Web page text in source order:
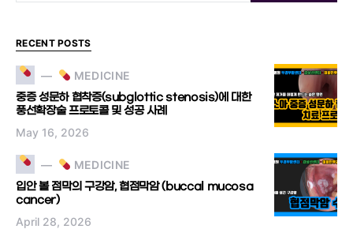
RECENT POSTS
MEDICINE
중증 성문하 협착증(subglottic stenosis)에 대한
풍선확장술 프로토콜 및 성공 사례
May 16, 2026
MEDICINE
입안 볼 점막의 구강암, 협점막암 (buccal mucosa
cancer)
April 28, 2026